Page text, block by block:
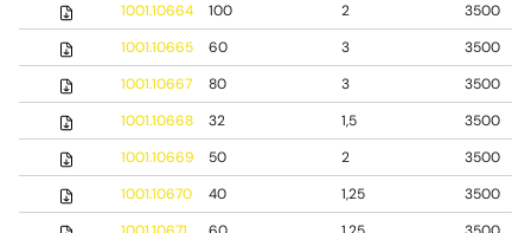
1001.10664
100 2
3500
1001.10665
60 3
3500
1001.10667
80 3
3500
1001.10668
32 1,5
3500
1001.10669
50 2
3500
1001.10670
40 1,25
3500